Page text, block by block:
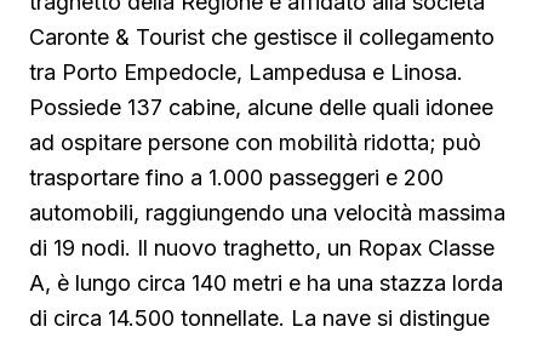
Caronte & Tourist che gestisce il collegamento
tra Porto Empedocle, Lampedusa e Linosa.
Possiede 137 cabine, alcune delle quali idonee
ad ospitare persone con mobilità ridotta; può
trasportare fino a 1.000 passeggeri e 200
automobili, raggiungendo una velocità massima
di 19 nodi. Il nuovo traghetto, un Ropax Classe
A, è lungo circa 140 metri e ha una stazza lorda
di circa 14.500 tonnellate. La nave si distingue